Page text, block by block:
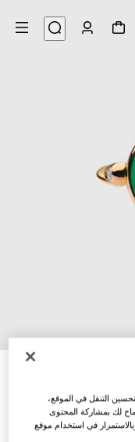
التنقل في الموقع،
لك بمشاركة المحتوى
في استخدام موقع